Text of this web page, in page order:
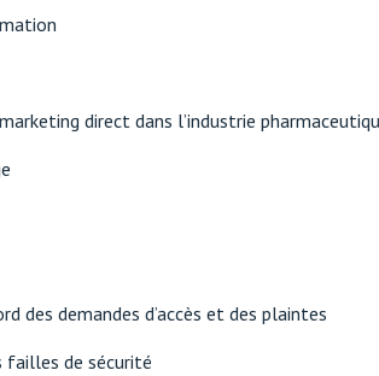
direct dans l’industrie
des demandes d’accès et des plaintes
de sécurité